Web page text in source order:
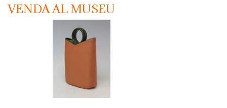
VENDA AL MUSEU